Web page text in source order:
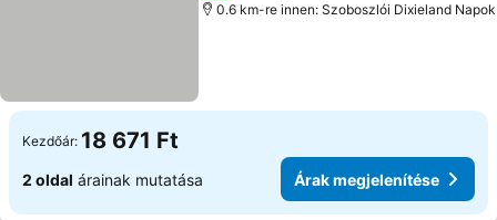
0.6 km-re innen: Szoboszlói Dixieland Napok
Kezdőár: 18 671 Ft
2 oldal árainak mutatása Árak megjelenítése